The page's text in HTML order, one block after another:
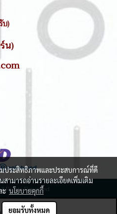
)
น)
Rights Reserved
มประสิทธิภาพและประสบการณ์ที่ดี
สามารถอ่านรายละเอียดเพิ่มเติม
ะนโยบายคุกกี้
ยอมรับทั้งหมด